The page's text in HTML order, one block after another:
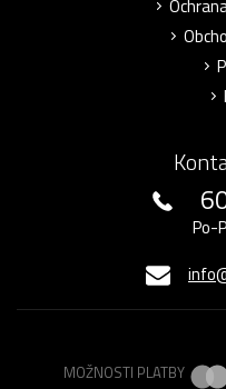
Po-
MOŽNOSTI PLATBY